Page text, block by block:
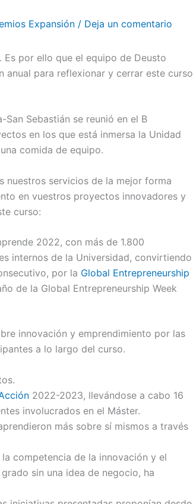
Expansión/ Deja un comentario
por ello que el equipo de Deusto
anual para reflexionar y cerrar este curso
Sebastián se reunió en el B
en los que está inmersa la Unidad
comida de equipo.
nuestros servicios de la mejor forma
en vuestros proyectos innovadores y
curso:
2022, con más de 1.800
internos de la Universidad, convirtiendo
por la Global Entrepreneurship
de la Global Entrepreneurship Week
innovación y emprendimiento por las
a lo largo del curso.
2022-2023, llevándose a cabo 16
involucrados en el Máster.
más sobre sí mismos a través
competencia de la innovación y el
sin una idea de negocio, ha